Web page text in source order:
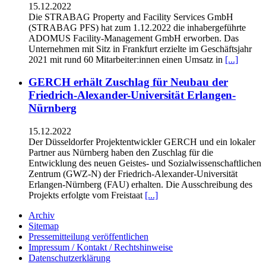
15.12.2022
Die STRABAG Property and Facility Services GmbH
(STRABAG PFS) hat zum 1.12.2022 die inhabergeführte
ADOMUS Facility-Management GmbH erworben. Das
Unternehmen mit Sitz in Frankfurt erzielte im Geschäftsjahr
2021 mit rund 60 Mitarbeiter:innen einen Umsatz in [...]
GERCH erhält Zuschlag für Neubau der
Friedrich-Alexander-Universität Erlangen-
Nürnberg
15.12.2022
Der Düsseldorfer Projektentwickler GERCH und ein lokaler
Partner aus Nürnberg haben den Zuschlag für die
Entwicklung des neuen Geistes- und Sozialwissenschaftlichen
Zentrum (GWZ-N) der Friedrich-Alexander-Universität
Erlangen-Nürnberg (FAU) erhalten. Die Ausschreibung des
Projekts erfolgte vom Freistaat [...]
Archiv
Sitemap
Pressemitteilung veröffentlichen
Impressum / Kontakt / Rechtshinweise
Datenschutzerklärung